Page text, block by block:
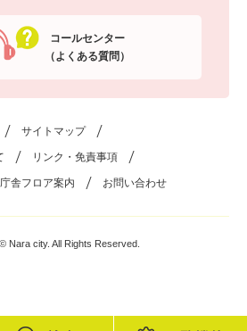
コールセンター
（よくある質問）
サイトマップ
リンク・免責事項
舎フロア案内 お問い合わせ
Nara city. All Rights Reserved.